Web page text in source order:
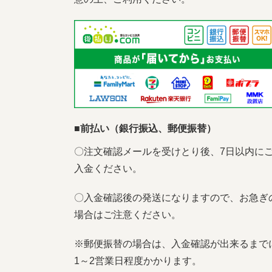
■前払い（銀行振込、郵便振替）
〇注文確認メールを受けとり後、7日以内に
入金ください。
〇入金確認後の発送になりますので、お急ぎ
場合はご注意ください。
※郵便振替の場合は、入金確認が出来るまで
1～2営業日程度かかります。